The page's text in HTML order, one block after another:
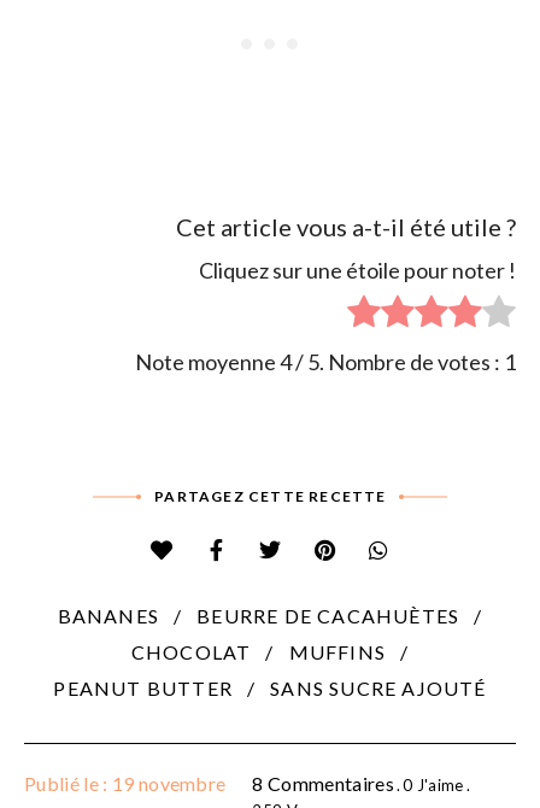
Cet article vous a-t-il été utile ?
Cliquez sur une étoile pour noter !
Note moyenne4/ 5. Nombre de votes : 1
PARTAGEZ CETTE RECETTE
BANANES
BEURRE DE CACAHUÈTES
CHOCOLAT
MUFFINS
PEANUT BUTTER
SANS SUCRE AJOUTÉ
Publié le : 19 novembre
8 Commentaires 0 J'aime